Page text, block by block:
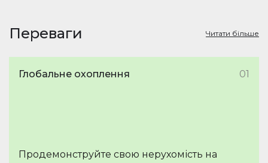
Переваги Читати більше
Глобальне охоплення 01
Продемонструйте свою нерухомість на